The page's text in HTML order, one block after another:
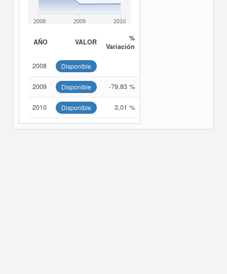
2008 2009 2010
AÑO VALOR
%
Variación
2008 Disponible
2009 Disponible -79,83 %
2010 Disponible 3,01 %